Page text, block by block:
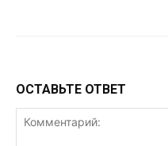
ОСТАВЬТЕ ОТВЕТ